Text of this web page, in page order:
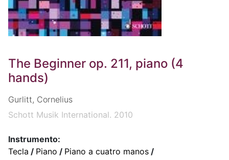
The Beginner op. 211, piano (4
hands)
Gurlitt, Cornelius
Schott Musik International. 2010
Instrumento:
Tecla / Piano / Piano a cuatro manos /